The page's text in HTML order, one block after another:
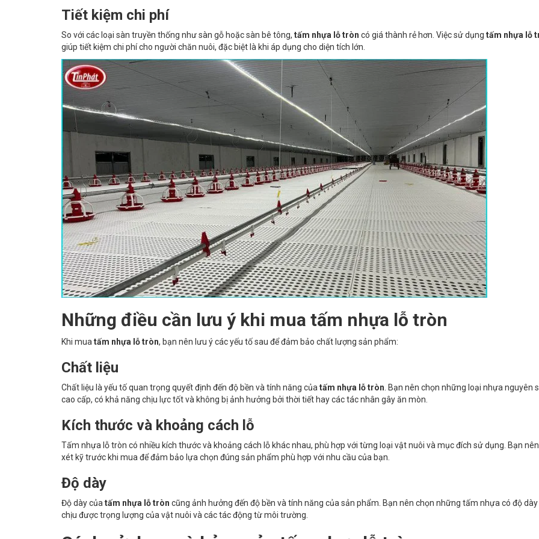
Tiết kiệm chi phí
So với các loại sàn truyền thống như sàn gỗ hoặc sàn bê tông, tấm nhựa lỗ tròn có giá thành rẻ hơn. Việc sử dụng tấm nhựa lỗ
giúp tiết kiệm chi phí cho người chăn nuôi, đặc biệt là khi áp dụng cho diện tích lớn.
Những điều cần lưu ý khi mua tấm nhựa lỗ tròn
Khi mua tấm nhựa lỗ tròn, bạn nên lưu ý các yếu tố sau để đảm bảo chất lượng sản phẩm:
Chất liệu
Chất liệu là yếu tố quan trọng quyết định đến độ bền và tính năng của tấm nhựa lỗ tròn . Bạn nên chọn những loại nhựa nguyên
cao cấp, có khả năng chịu lực tốt và không bị ảnh hưởng bởi thời tiết hay các tác nhân gây ăn mòn.
Kích thước và khoảng cách lỗ
Tấm nhựa lỗ tròn có nhiều kích thước và khoảng cách lỗ khác nhau, phù hợp với từng loại vật nuôi và mục đích sử dụng. Bạn
xét kỹ trước khi mua để đảm bảo lựa chọn đúng sản phẩm phù hợp với nhu cầu của bạn.
Độ dày
Độ dày của tấm nhựa lỗ tròn cũng ảnh hưởng đến độ bền và tính năng của sản phẩm. Bạn nên chọn những tấm nhựa có độ dày
chịu được trọng lượng của vật nuôi và các tác động từ môi trường.